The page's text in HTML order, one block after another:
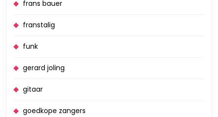
frans bauer
franstalig
funk
gerard joling
gitaar
goedkope zangers